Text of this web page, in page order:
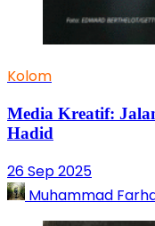
Kolom
Media Kreatif:
Hadid
26 Sep 2025
Muhammad